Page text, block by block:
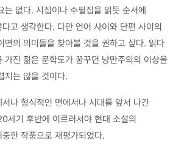
는 없다. 시집이나 수필집을 읽듯 순서에
고 생각한다. 다만 언어 사이와 단편 사이의
면의 의미들을 찾아볼 것을 권하고 싶다. 읽다
가진 젊은 문학도가 꿈꾸던 낭만주의의 이상을
지는 않을 것이다.
나 형식적인 면에서나 시대를 앞서 나간
세기 후반에 이르러서야 현대 소설의
한 작품으로 재평가되었다.